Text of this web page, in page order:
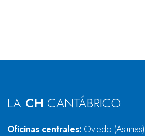
LA CH CANTÁBRICO
Oficinas centrales: Oviedo (Asturias)